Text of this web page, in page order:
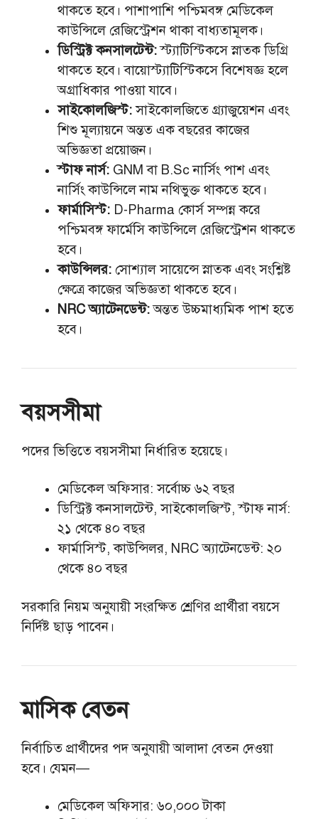
থাকতে হবে। পাশাপাশি পশ্চিমবঙ্গ মেডিকেল
কাউন্সিলে রেজিস্ট্রেশন থাকা বাধ্যতামূলক।
ডিস্ট্রিক্ট কনসালটেন্ট:স্ট্যাটিস্টিকসে স্নাতক ডিগ্রি
থাকতে হবে। বায়োস্ট্যাটিস্টিকসে বিশেষজ্ঞ হলে
অগ্রাধিকার পাওয়া যাবে।
সাইকোলজিস্ট:সাইকোলজিতে গ্র্যাজুয়েশন এবং
শিশু মূল্যায়নে অন্তত এক বছরের কাজের
অভিজ্ঞতা প্রয়োজন।
স্টাফ নার্স: GNM বা B.Sc নার্সিং পাশ এবং
নার্সিং কাউন্সিলে নাম নথিভুক্ত থাকতে হবে।
ফার্মাসিস্ট: D-Pharma কোর্স সম্পন্ন করে
পশ্চিমবঙ্গ ফার্মেসি কাউন্সিলে রেজিস্ট্রেশন থাকতে
হবে।
কাউন্সিলর: সোশ্যাল সায়েন্সে স্নাতক এবং সংশ্লিষ্ট
ক্ষেত্রে কাজের অভিজ্ঞতা থাকতে হবে।
NRC অ্যাটেনডেন্ট:অন্তত উচ্চমাধ্যমিক পাশ হতে
হবে।
বয়সসীমা
পদের ভিত্তিতে বয়সসীমা নির্ধারিত হয়েছে।
মেডিকেল অফিসার: সর্বোচ্চ ৬২ বছর
ডিস্ট্রিক্ট কনসালটেন্ট, সাইকোলজিস্ট, স্টাফ নার্স:
২১ থেকে ৪০ বছর
ফার্মাসিস্ট, কাউন্সিলর, NRC অ্যাটেনডেন্ট: ২০
থেকে ৪০ বছর
সরকারি নিয়ম অনুযায়ী সংরক্ষিত শ্রেণির প্রার্থীরা বয়সে
নির্দিষ্ট ছাড় পাবেন।
মাসিক বেতন
নির্বাচিত প্রার্থীদের পদ অনুযায়ী আলাদা বেতন দেওয়া
হবে। যেমন—
মেডিকেল অফিসার: ৬০,০০০ টাকা